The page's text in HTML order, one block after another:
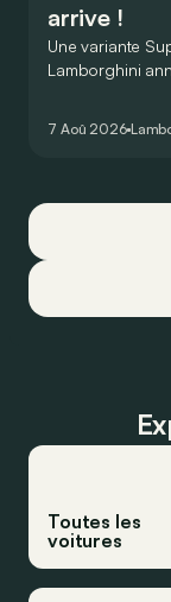
arrive !
Une variante
Lamborghini
voiture de série
7 Aoû 2026
Toutes les
voitures